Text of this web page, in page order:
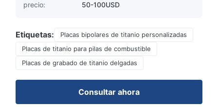
precio:
50-100USD
Etiquetas:
Placas bipolares de titanio personalizadas
Placas de titanio para pilas de combustible
Placas de grabado de titanio delgadas
Consultar ahora